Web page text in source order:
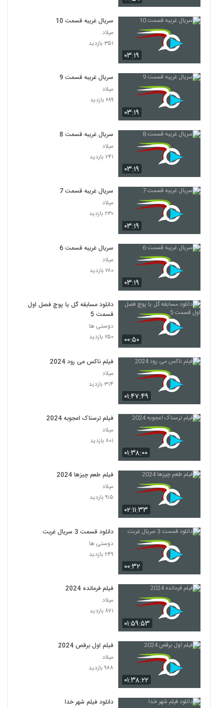
۰۳:۱۹
سریال غریبه قسمت 10
میلاد
۳۵۱ بازدید
۰۳:۱۹
سریال غریبه قسمت 9
میلاد
۲۸۹ بازدید
۰۳:۱۹
سریال غریبه قسمت 8
میلاد
۲۴۱ بازدید
۰۳:۱۹
سریال غریبه قسمت 7
میلاد
۲۳۰ بازدید
۰۳:۱۹
سریال غریبه قسمت 6
میلاد
۲۸۰ بازدید
۰۰:۵۰
دانلود مسابقه گل یا پوچ فصل اول
قسمت 5
دوستی ها
۲۵۰ بازدید
۰۱:۴۷:۴۹
فیلم ناکس می رود 2024
میلاد
۳۱۴ بازدید
۰۱:۳۸:۰۰
فیلم ترسناک اعجوبه 2024
میلاد
۸۰۱ بازدید
۰۲:۱۱:۳۳
فیلم طعم چیزها 2024
میلاد
۹۱۵ بازدید
۰۰:۳۲
دانلود قسمت 3 سریال غربت
دوستی ها
۲۴۹ بازدید
۰۱:۵۹:۵۳
فیلم فرمانده 2024
میلاد
۸۷۱ بازدید
۰۱:۳۸:۲۲
فیلم اول برقص 2024
میلاد
۹۸۸ بازدید
دانلود فیلم شهر خدا